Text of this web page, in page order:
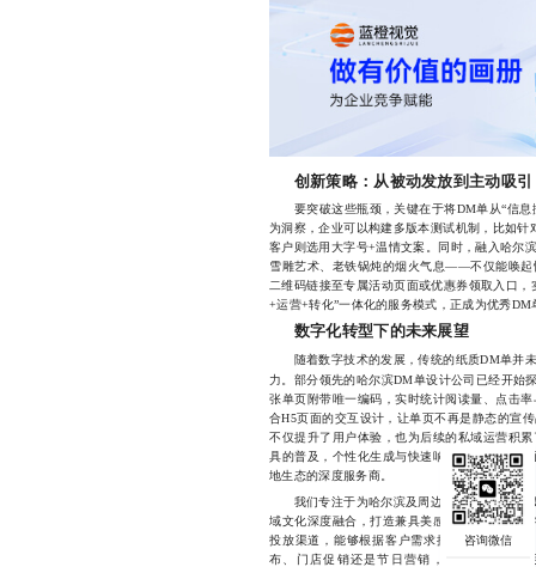
创新策略：从被动发放到主动吸引
要突破这些瓶颈，关键在于将DM单从“信息
为洞察，企业可以构建多版本测试机制，比如
客户则选用大字号+温情文案。同时，融入哈
雪雕艺术、老铁锅炖的烟火气息——不仅能唤起
二维码链接至专属活动页面或优惠券领取入口
+运营+转化”一体化的服务模式，正成为优秀
数字化转型下的未来展望
随着数字技术的发展，传统的纸质DM单并未
力。部分领先的哈尔滨DM单设计公司已经开始
张单页附带唯一编码，实时统计阅读量、点击
合H5页面的交互设计，让单页不再是静态的宣
不仅提升了用户体验，也为后续的私域运营积
具的普及，个性化生成与快速响应将成为常态
地生态的深度服务商。
我们专注于为哈尔滨及周边区域的中小企业
域文化深度融合，打造兼具美感与转化力的宣
投放渠道，能够根据客户需求提供从创意构思
布、门店促销还是节日营销，我们都致力于